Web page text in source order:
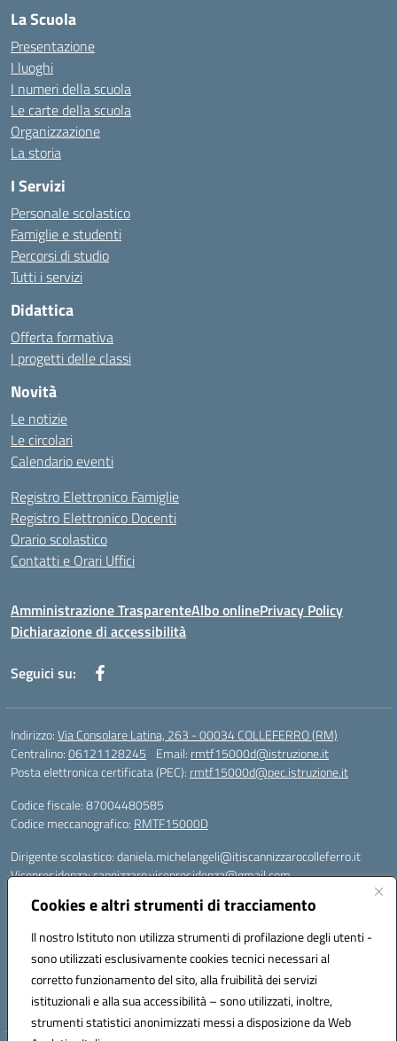
Cookies e altri strumenti di tracciamento
Il nostro Istituto non utilizza strumenti di profilazione degli utenti -
sono utilizzati esclusivamente cookies tecnici necessari al
corretto funzionamento del sito, alla fruibilità dei servizi
istituzionali e alla sua accessibilità – sono utilizzati, inoltre,
strumenti statistici anonimizzati messi a disposizione da Web
La Scuola
Presentazione
I luoghi
I numeri della scuola
Le carte della scuola
Organizzazione
La storia
I Servizi
Personale scolastico
Famiglie e studenti
Percorsi di studio
Tutti i servizi
Didattica
Offerta formativa
I progetti delle classi
Novità
Le notizie
Le circolari
Calendario eventi
Registro Elettronico Famiglie
Registro Elettronico Docenti
Orario scolastico
Contatti e Orari Uffici
Amministrazione TrasparenteAlbo onlinePrivacy Policy
Dichiarazione di accessibilità
Seguici su:
Indirizzo:Via Consolare Latina, 263 - 00034 COLLEFERRO (RM)
Centralino:06121128245 Email: rmtf15000d@istruzione.it
Posta elettronica certificata (PEC): rmtf15000d@pec.istruzione.it
Codice fiscale: 87004480585
Codice meccanografico: RMTF15000D
Dirigente scolastico: daniela.michelangeli@itiscannizzarocolleferro.it
Vicepresidenza: cannizzaro.vicepresidenza@gmail.com
Supporto piattaforme DDI (creazione account e rigenerazione credenziali)
supporto_gsuite@itiscannizzarocolleferro.it
Microsoft Office 365 (Teams):
supporto_office365@cannizzaro.onmicrosoft.com